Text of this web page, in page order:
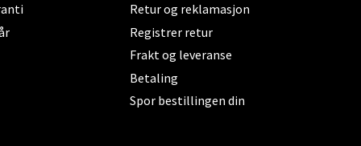
Retur og reklamasjon
Registrer retur
Frakt og leveranse
Betaling
Spor bestillingen din